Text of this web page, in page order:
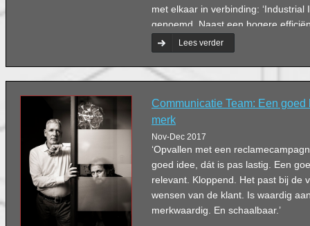
met elkaar in verbinding: ‘Industrial
genoemd. Naast een hogere
mogelijkheden voor het ontstaan
verdienmodellen in de industriële
Damen gaat met de zeven
gesprek over de kansen én
Lees verder
Communicatie Team: Een
merk
Nov-Dec 2017
‘Opvallen met een
goed idee, dát is pas lastig. Een
relevant. Kloppend. Het past bij de
wensen van de klant. Is waardig
merkwaardig. En schaalbaar.’